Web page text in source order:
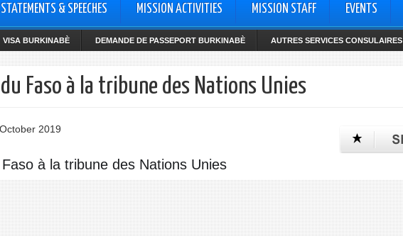
STATEMENTS & SPEECHES MISSION ACTIVITIES MISSION STAFF EVENTS
VISA BURKINABÈ DEMANDE DE PASSEPORT BURKINABÈ AUTRES SERVICES CONSULAIRES
Faso à la tribune des Nations Unies
2019
à la tribune des Nations Unies